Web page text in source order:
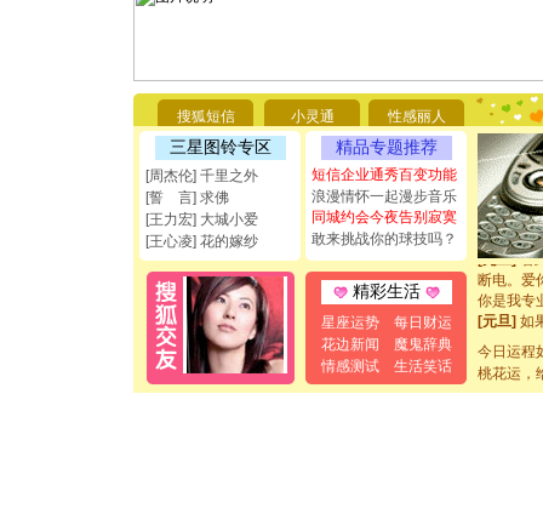
搜狐短信 小灵通 性感丽人
三星图铃专区
[周杰伦] 千里之外
[誓 言] 求佛
[王力宏] 大城小爱
[王心凌] 花的嫁纱
精品专题推荐
短信企业通秀百变功能
浪漫情怀一起漫步音乐
同城约会今夜告别寂寞
敢来挑战你的球技吗？
精彩生活
星座运势
每日财运
花边新闻
魔鬼辞典
情感测试
生活笑话
[圣诞节]
你太多，
要平安！
[圣诞节]
能正大光
都要快乐
[圣诞节]
如意,快
[元旦]看
断电。爱
你是我专
[元旦]如
起；二是
离。水晶
[元旦]当
泣，这痛
今日运程
桃花运，